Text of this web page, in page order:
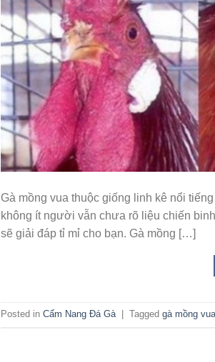
Gà mồng vua thuộc giống linh kê nổi
không ít người vẫn chưa rõ liệu chiến
sẽ giải đáp tỉ mỉ cho bạn. Gà mồng […]
Posted in Cẩm Nang Đá Gà Tagged gà mồng vua